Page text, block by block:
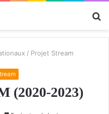
/ Projet Stream
(2020-2023)